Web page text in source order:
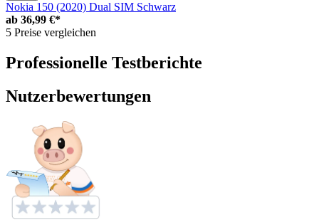
Nokia 150 (2020) Dual SIM Schwarz
ab 36,99 €*
5 Preise vergleichen
Professionelle Testberichte
Nutzerbewertungen